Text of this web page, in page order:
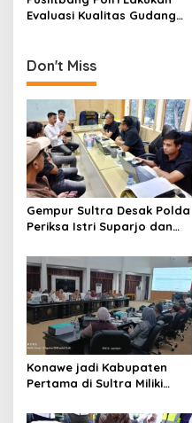
Sultra
Evaluasi Kualitas Gudang
Don't Miss
Gempur Sultra Desak Polda
Periksa Istri Suparjo dan
Kasus Tambang Ilegal
Konawe jadi Kabupaten
Pertama di Sultra Miliki
Digital, DPRD Restui